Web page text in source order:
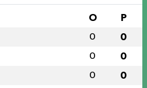
O P
0 0
0 0
0 0